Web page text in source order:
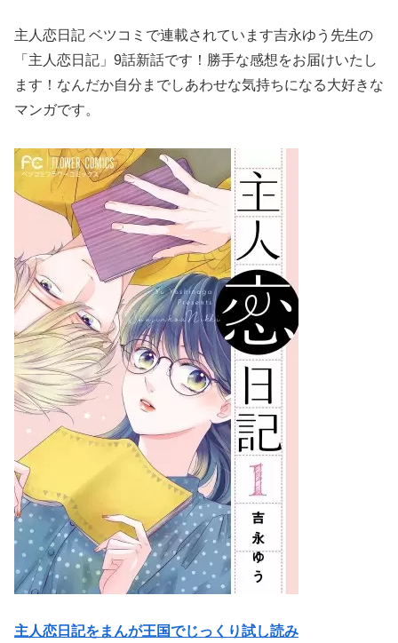
主人恋日記 ベツコミで連載されています吉永ゆう先生の
「主人恋日記」9話新話です！勝手な感想をお届けいたし
ます！なんだか自分までしあわせな気持ちになる大好きな
マンガです。
主人恋日記をまんが王国でじっくり試し読み